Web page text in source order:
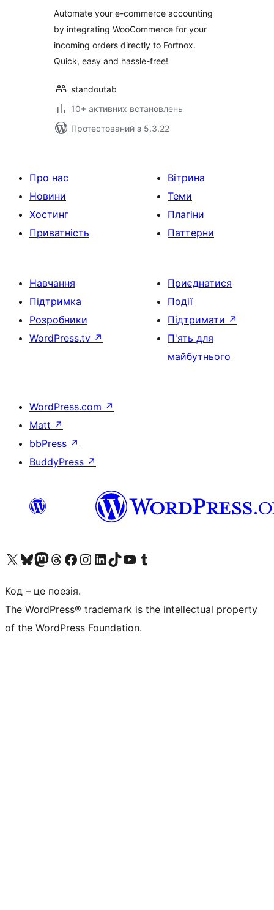
Automate your e-commerce accounting
by integrating WooCommerce for your
incoming orders directly to Fortnox.
Quick, easy and hassle-free!
standoutab
10+ активних встановлень
Протестований з 5.3.22
Про нас
Новини
Хостинг
Приватність
Вітрина
Теми
Плагіни
Паттерни
Навчання
Підтримка
Розробники
WordPress.tv ↗
Приєднатися
Події
Підтримати ↗
П'ять для
майбутнього
WordPress.com ↗
Matt ↗
bbPress ↗
BuddyPress ↗
Visit our X (formerly Twitter) account
Visit our Bluesky account
Завітайте до нашої стрічки в Mastodon
Visit our Threads account
Завітайте на нашу сторінку в Facebook
Visit our Instagram account
Visit our LinkedIn account
Visit our TikTok account
Visit our YouTube channel
Visit our Tumblr account
Код – це поезія.
The WordPress® trademark is the intellectual property
of the WordPress Foundation.